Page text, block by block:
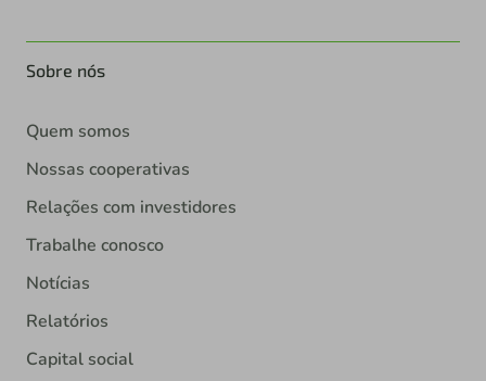
Sobre nós
Quem somos
Nossas cooperativas
Relações com investidores
Trabalhe conosco
Notícias
Relatórios
Capital social